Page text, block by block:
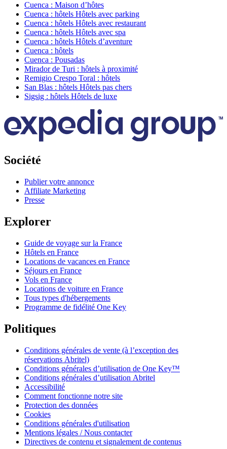
Cuenca : Maison d’hôtes
Cuenca : hôtels Hôtels avec parking
Cuenca : hôtels Hôtels avec restaurant
Cuenca : hôtels Hôtels avec spa
Cuenca : hôtels Hôtels d’aventure
Cuenca : hôtels
Cuenca : Pousadas
Mirador de Turi : hôtels à proximité
Remigio Crespo Toral : hôtels
San Blas : hôtels Hôtels pas chers
Sigsig : hôtels Hôtels de luxe
Société
Publier votre annonce
Affiliate Marketing
Presse
Explorer
Guide de voyage sur la France
Hôtels en France
Locations de vacances en France
Séjours en France
Vols en France
Locations de voiture en France
Tous types d'hébergements
Programme de fidélité One Key
Politiques
Conditions générales de vente (à l’exception des
réservations Abritel)
Conditions générales d’utilisation de One Key™
Conditions générales d’utilisation Abritel
Accessibilité
Comment fonctionne notre site
Protection des données
Cookies
Conditions générales d'utilisation
Mentions légales / Nous contacter
Directives de contenu et signalement de contenus